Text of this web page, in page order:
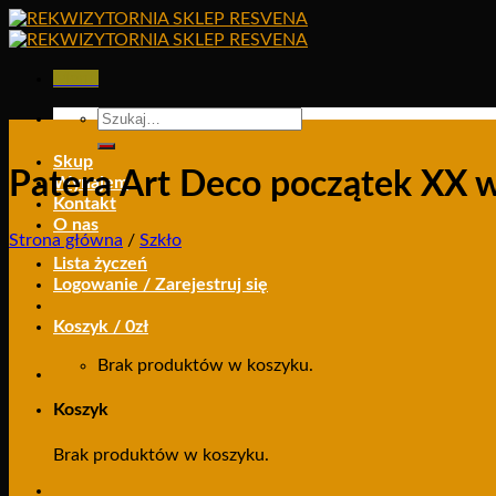
Skip
to
Szukaj:
Skup
Wynajem
Kontakt
O nas
Lista życzeń
Logowanie / Zarejestruj się
Koszyk / 0zł
Brak produktów w koszyku.
Koszyk
Brak produktów w koszyku.
Patera Art Deco początek XX
Strona główna / Szkło